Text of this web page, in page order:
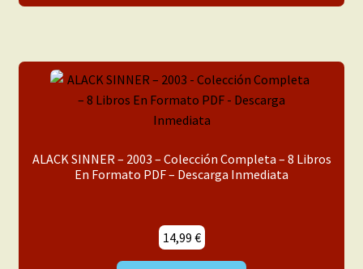
ALACK SINNER – 2003 – Colección Completa – 8 Libros
En Formato PDF – Descarga Inmediata
14,99 €